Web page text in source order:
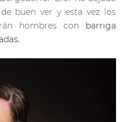
buen ver y esta vez los
hombres con
barriga